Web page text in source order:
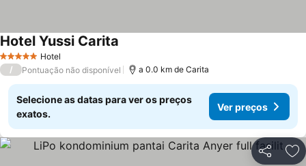
5 Estrelas Hotel
Hotel Yussi Carita
/ Pontuação não disponível a 0.0 km de Carita
Selecione as datas para ver os preços
exatos.
Ver preços
Partilhar